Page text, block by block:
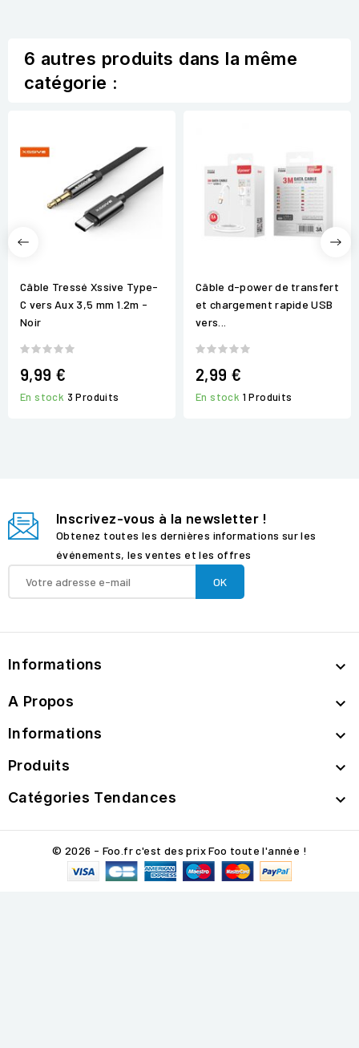
6 autres produits dans la même
catégorie :
Câble Tressé Xssive Type-
C vers Aux 3,5 mm 1.2m -
Noir
9,99 €
En stock 3 Produits
Câble d-power de transfert
et chargement rapide USB
vers...
2,99 €
En stock 1 Produits
Inscrivez-vous à la newsletter !
Obtenez toutes les dernières informations sur les
événements, les ventes et les offres
Informations 
A Propos 
Informations 
Produits 
Catégories Tendances 
© 2026 - Foo.fr c'est des prix Foo toute l'année !